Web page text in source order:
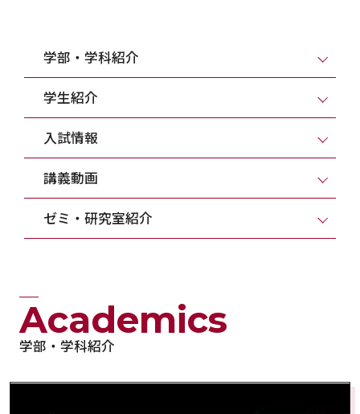
学部・学科紹介
学生紹介
入試情報
講義動画
ゼミ・研究室紹介
学部・学科紹介
Academics